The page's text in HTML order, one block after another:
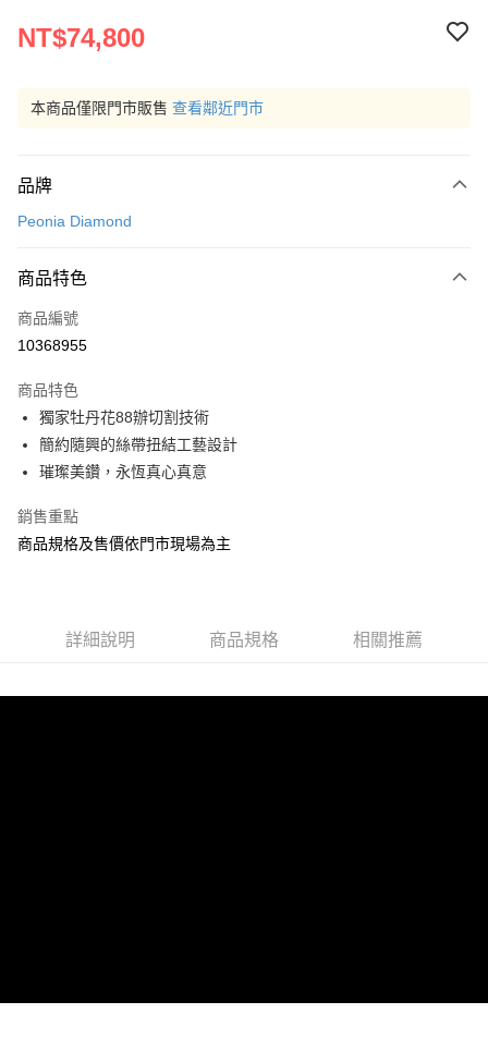
NT$74,800
本商品僅限門市販售 查看鄰近門市
品牌
Peonia Diamond
商品特色
商品編號
10368955
商品特色
獨家牡丹花88辦切割技術
簡約隨興的絲帶扭結工藝設計
璀璨美鑽，永恆真心真意
銷售重點
商品規格及售價依門市現場為主
詳細說明 商品規格 相關推薦